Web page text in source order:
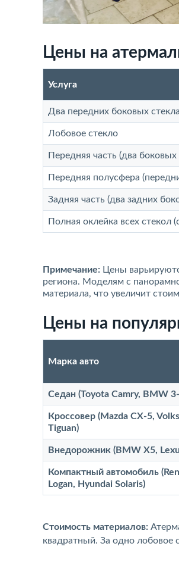
Цены на
Услуга
Два передних боковых стекла
Лобовое стекло
Передняя часть (два
Передняя полусфера
Задняя часть (два задних
Полная оклейка всех стекол
Примечание: Цены
региона. Моделям с
материала, что увеличит
Цены на
Марка авто
Седан (Toyota Camry, BMW
Кроссовер (Mazda CX-5,
Tiguan)
Внедорожник (BMW X5,
Компактный автомобиль
Logan, Hyundai Solaris)
Стоимость материалов:
квадратный. За одно лобовое